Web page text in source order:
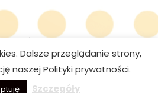
© Fix And Roll 2025
prywatności
Growplace Media
Dalsze przeglądanie strony,
naszej Polityki prywatności.
Szczegóły